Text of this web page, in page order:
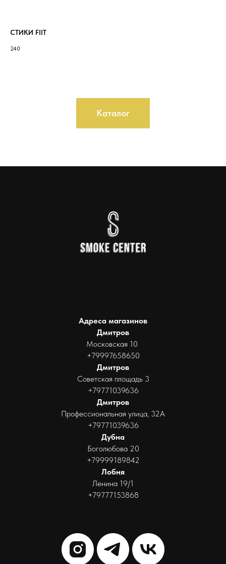
СТИКИ FIIT
240
Каталог
Адреса магазинов
Дмитров
Московская 10
+79997658650
Дмитров
Советская площадь 3
+79771039636
Дмитров
Профессиональная улица, 32А
+79771039636
Дубна
Боголюбова 20
+79999189842
Лобня
Ленина 19/1
+79777153868